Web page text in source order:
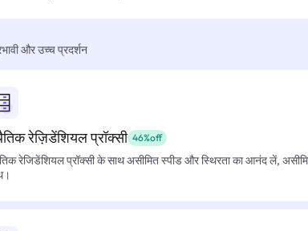
और उच्च प्रदर्शन
रेज़िडेंशियल प्रॉक्सी 46%off
रेजिडेंशियल प्रॉक्सी के साथ असीमित स्पीड और स्थिरता का आनंद लें,